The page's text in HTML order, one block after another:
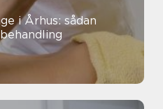
i Århus: sådan